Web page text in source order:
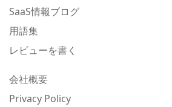
SaaS情報ブログ
用語集
レビューを書く
会社概要
Privacy Policy